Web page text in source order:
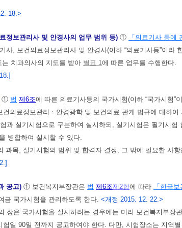
18.>
정보관리사 및 안경사의 업무 범위 등) ① 「의료기사 등에
사, 보건의료정보관리사 및 안경사(이하 “의료기사등”이라
치과의사의 지도를 받아 별표 1에 따른 업무를 수행한다.
① 법 제6조에 따른 의료기사등의 국가시험(이하 “국가시험
건의료정보관리ㆍ안경광학 및 보건의료 관계 법규에 대하
과 실기시험으로 구분하여 실시하되, 실기시험은 필기시
병합하여 실시할 수 있다.
과목, 실기시험의 범위 및 합격자 결정, 그 밖에 필요한 사항
공고) ① 보건복지부장관은 법 제6조제2항에 따라 「한국
금 국가시험을 관리하도록 한다. <개정 2015. 12. 22.>
장은 국가시험을 실시하려는 경우에는 미리 보건복지부장
험일 90일 전까지 공고하여야 한다. 다만, 시험장소는 지역